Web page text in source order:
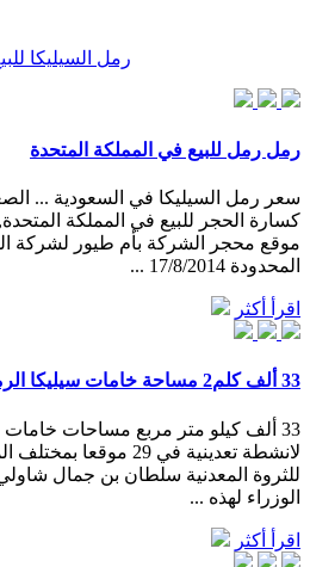
رمل السيليكا
رمل رمل للبيع في المملكة المتحدة
كسارة الحجر للبيع في المملكة
موقع محجر الشركة بأم طيور لشركة
المحدودة 17/8/2014 ...
اقرأ أكثر
33 ألف كلم2 مساحة خامات سيليكا الرمل في 29 موقعاً
33 ألف كيلو متر مربع مساحات
لانشطة تعدينية في 29
للثروة المعدنية سلطان بن جمال
الوزراء لهذه ...
اقرأ أكثر